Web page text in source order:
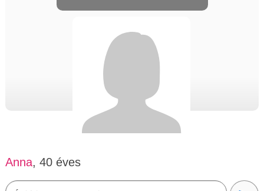
Anna, 40 éves